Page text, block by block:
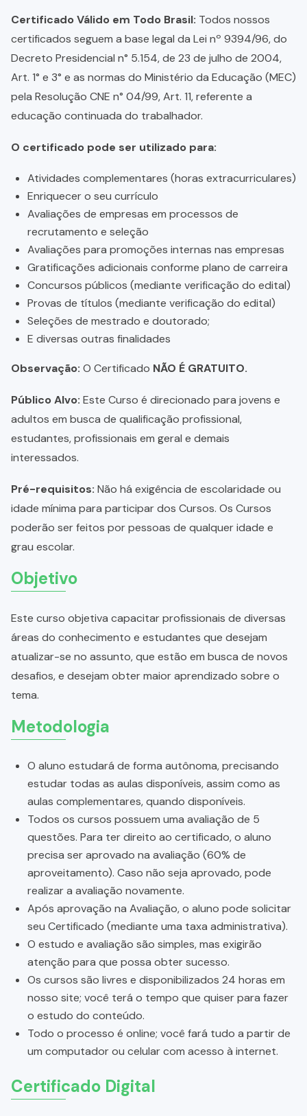
Certificado Válido em Todo Brasil: Todos nossos
certificados seguem a base legal da Lei nº 9394/96, do
Decreto Presidencial n° 5.154, de 23 de julho de 2004,
Art. 1° e 3° e as normas do Ministério da Educação (MEC)
pela Resolução CNE n° 04/99, Art. 11, referente a
educação continuada do trabalhador.
O certificado pode ser utilizado para:
Atividades complementares (horas extracurriculares)
Enriquecer o seu currículo
Avaliações de empresas em processos de
recrutamento e seleção
Avaliações para promoções internas nas empresas
Gratificações adicionais conforme plano de carreira
Concursos públicos (mediante verificação do edital)
Provas de títulos (mediante verificação do edital)
Seleções de mestrado e doutorado;
E diversas outras finalidades
Observação: O Certificado NÃO É GRATUITO.
Público Alvo: Este Curso é direcionado para jovens e
adultos em busca de qualificação profissional,
estudantes, profissionais em geral e demais
interessados.
Pré-requisitos: Não há exigência de escolaridade ou
idade mínima para participar dos Cursos. Os Cursos
poderão ser feitos por pessoas de qualquer idade e
grau escolar.
Objetivo
Este curso objetiva capacitar profissionais de diversas
áreas do conhecimento e estudantes que desejam
atualizar-se no assunto, que estão em busca de novos
desafios, e desejam obter maior aprendizado sobre o
tema.
Metodologia
O aluno estudará de forma autônoma, precisando
estudar todas as aulas disponíveis, assim como as
aulas complementares, quando disponíveis.
Todos os cursos possuem uma avaliação de 5
questões. Para ter direito ao certificado, o aluno
precisa ser aprovado na avaliação (60% de
aproveitamento). Caso não seja aprovado, pode
realizar a avaliação novamente.
Após aprovação na Avaliação, o aluno pode solicitar
seu Certificado (mediante uma taxa administrativa).
O estudo e avaliação são simples, mas exigirão
atenção para que possa obter sucesso.
Os cursos são livres e disponibilizados 24 horas em
nosso site; você terá o tempo que quiser para fazer
o estudo do conteúdo.
Todo o processo é online; você fará tudo a partir de
um computador ou celular com acesso à internet.
Certificado Digital